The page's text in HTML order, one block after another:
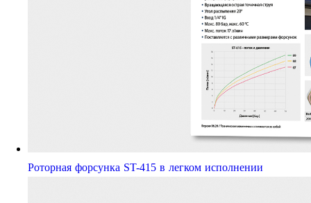
Роторная форсунка ST-415 в легком исполнении